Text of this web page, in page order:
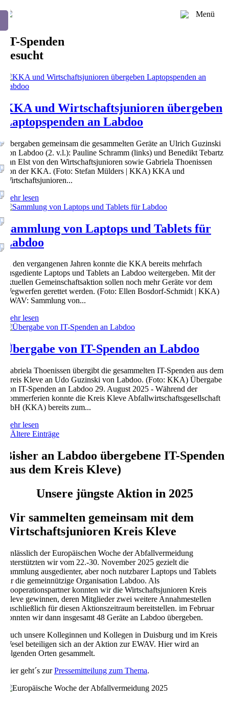
Menü
IT-Spenden
gesucht
KKA und Wirtschaftsjunioren übergeben
Laptopspenden an Labdoo
Übergaben gemeinsam die gesammelten Geräte an Ulrich Guzinski
von Labdoo (2. v.l.): Pauline Schramm (links) und Benedikt Tebartz
van Elst von den Wirtschaftsjunioren sowie Gabriela Thoenissen
von der KKA. (Foto: Stefan Mülders | KKA) KKA und
Wirtschaftsjunioren...
mehr lesen
Sammlung von Laptops und Tablets für
Labdoo
In den vergangenen Jahren konnte die KKA bereits mehrfach
ausgediente Laptops und Tablets an Labdoo weitergeben. Mit der
aktuellen Gemeinschaftsaktion sollen noch mehr Geräte vor dem
Wegwerfen gerettet werden. (Foto: Ellen Bosdorf-Schmidt | KKA)
EWAV: Sammlung von...
mehr lesen
Übergabe von IT-Spenden an Labdoo
Gabriela Thoenissen übergibt die gesammelten IT-Spenden aus dem
Kreis Kleve an Udo Guzinski von Labdoo. (Foto: KKA) Übergabe
von IT-Spenden an Labdoo 29. August 2025 - Während der
Sommerferien konnte die Kreis Kleve Abfallwirtschaftsgesellschaft
mbH (KKA) bereits zum...
mehr lesen
« Ältere Einträge
Bisher an Labdoo übergebene IT-Spenden
(aus dem Kreis Kleve)
Unsere jüngste Aktion in 2025
Wir sammelten gemeinsam mit dem
Wirtschaftsjunioren Kreis Kleve
Anlässlich der Europäischen Woche der Abfallvermeidung
unterstützten wir vom 22.-30. November 2025 gezielt die
Sammlung ausgedienter, aber noch nutzbarer Laptops und Tablets
für die gemeinnützige Organisation Labdoo. Als
Kooperationspartner konnten wir die Wirtschaftsjunioren Kreis
Kleve gewinnen, deren Mitglieder zwei weitere Annahmestellen
auschließlich für diesen Aktionszeitraum bereitstellen. im Februar
konnten wir dann insgesamt 48 Geräte an Labdoo übergeben.
Auch unsere Kolleginnen und Kollegen in Duisburg und im Kreis
Wesel beteiligen sich an der Aktion zur EWAV. Hier wird an
folgenden Orten gesammelt.
Hier geht´s zurPressemitteilung zum Thema.